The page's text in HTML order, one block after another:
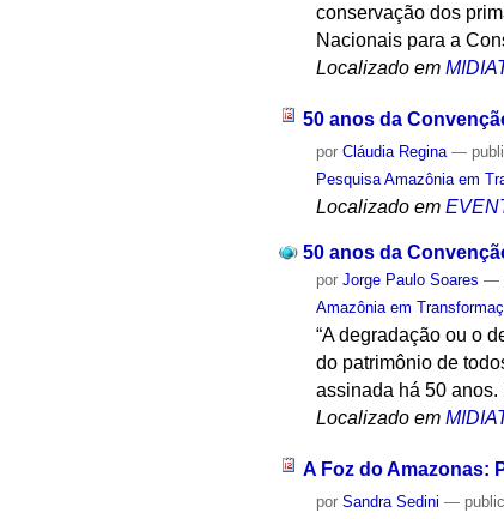
conservação dos
Nacionais para a
Localizado em
50 anos da
porCláudia Regina —
Pesquisa Amazônia em
Localizado em
50 anos da
porJorge Paulo Soares —
Amazônia em
“A degradação ou o
do patrimônio de
assinada há 50
Localizado em
A Foz do Amazonas:
porSandra Sedini —